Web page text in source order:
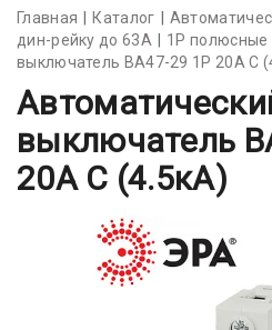
Главная Каталог
дин-рейку до 63А
1Р полюсные
выключатель BA47-29 1P 20А С
выключатель
20А С (4.5кА)